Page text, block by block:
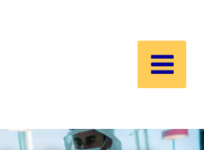
Main
Menu